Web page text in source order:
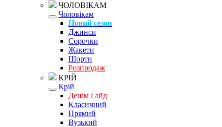
ЧОЛОВІКАМ
Чоловікам
Новий сезон
Джинси
Сорочки
Жакети
Шорти
Розпродаж
КРІЙ
Крій
Денім Гайд
Класичний
Прямий
Вузький